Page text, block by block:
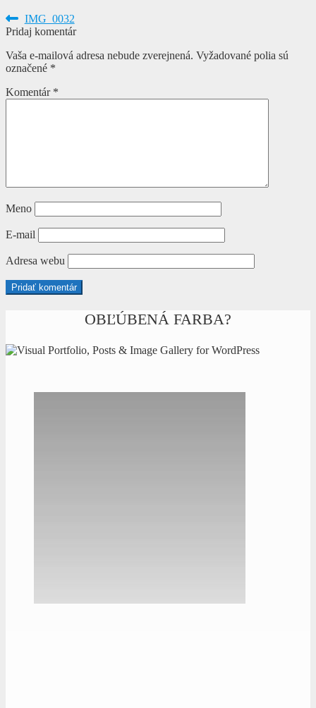
Navigácia
v
článku
Predchádzajúci
článok:
IMG_0032
Pridaj komentár
Vaša e-mailová adresa nebude zverejnená. Vyžadované polia sú
označené *
Komentár *
Meno
E-mail
Adresa webu
OBĽÚBENÁ FARBA?